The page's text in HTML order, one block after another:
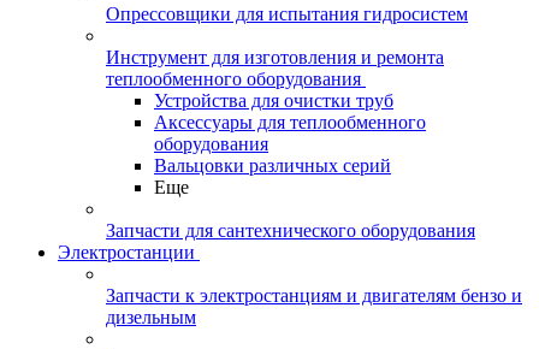
Опрессовщики для испытания гидросистем
Инструмент для изготовления и ремонта
теплообменного оборудования
Устройства для очистки труб
Аксессуары для теплообменного
оборудования
Вальцовки различных серий
Еще
Запчасти для сантехнического оборудования
Электростанции
Запчасти к электростанциям и двигателям бензо и
дизельным